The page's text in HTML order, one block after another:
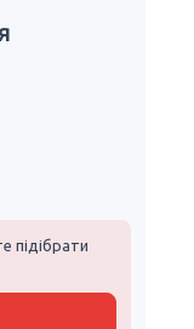
підібрати